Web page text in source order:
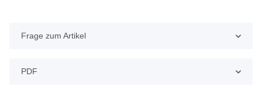
Frage zum Artikel
PDF